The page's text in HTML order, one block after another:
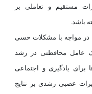
مستقیم و تعاملی بر
باشد.
مواجه با مشکلات حسی
عامل محافظتی در رشد
برای یادگیری و اجتماعی
عصبی رشدی بر نتایج